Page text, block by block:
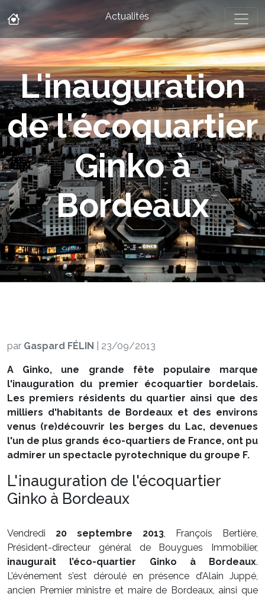
Actualités
L'inauguration
de l'écoquartier
Ginko à
Bordeaux
par Gaspard FÉLIN 23/09/2013
A Ginko, une grande fête populaire marque
l'inauguration du premier écoquartier bordelais.
Les premiers résidents du quartier ainsi que des
milliers d'habitants de Bordeaux et des environs
venus (re)découvrir les berges du Lac, devenues
l'un de plus grands éco-quartiers de France, ont pu
admirer un spectacle pyrotechnique du groupe F.
L'inauguration de l'écoquartier
Ginko à Bordeaux
Vendredi 20 septembre 2013, François Bertière,
Président-directeur général de Bouygues Immobilier,
inaugurait l’éco-quartier Ginko à Bordeaux.
L’événement s’est déroulé en présence d’Alain Juppé,
ancien Premier ministre et maire de Bordeaux, ainsi que